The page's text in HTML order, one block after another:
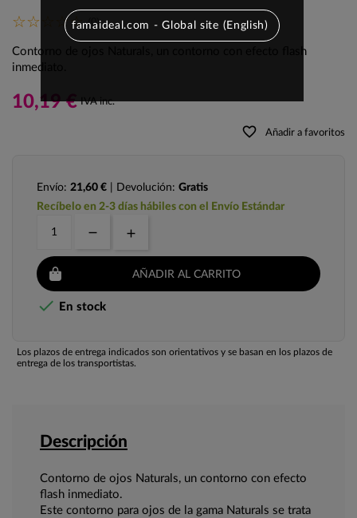
(0)
Contorno de ojos Naturals, un contorno con efecto flash
inmediato.
10,19 € IVA inc.
favorite_border Añadir a favoritos
Envío: 21,60 € | Devolución: Gratis
Recíbelo en 2-3 días hábiles con el Envío Estándar
AÑADIR AL CARRITO
 En stock
Los plazos de entrega indicados son orientativos y se basan en los plazos de
entrega de los transportistas.
Descripción
Contorno de ojos Naturals, un contorno con efecto
flash inmediato.
Este contorno para ojos de la gama Naturals se trata
famaideal.com - Global site (English)